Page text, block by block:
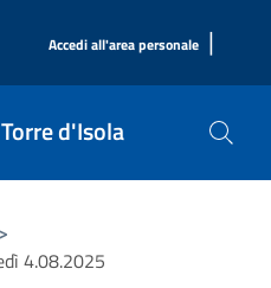
Accedi all'area personale |
d'Isola
>
4.08.2025